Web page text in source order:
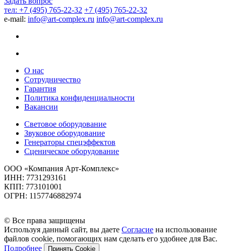
тел: +7 (495) 765-22-32 +7 (495) 765-22-32
e-mail: info@art-complex.ru info@art-complex.ru
О нас
Сотрудничество
Гарантия
Политика конфиденциальности
Вакансии
Световое оборудование
Звуковое оборудование
Генераторы спецэффектов
Сценическое оборудование
ООО «Компания Арт-Комплекс»
ИНН: 7731293161
КПП: 773101001
ОГРН: 1157746882974
© Все права защищены
Используя данный сайт, вы даете Согласие на использование
файлов cookie, помогающих нам сделать его удобнее для Вас.
Подробнее
Принять Cookie